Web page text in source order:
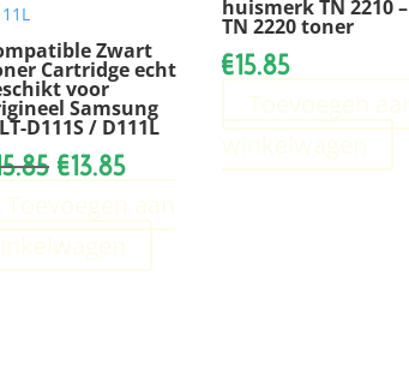
Zwart
Cartridge echt
voor
Samsung
D111S / D111L
Oorspronkelijke
€13.85Huidige
huismerk TN 2210 –
TN 2220 toner
€15.85